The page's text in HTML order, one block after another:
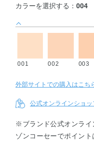
カラーを選択する：004
001 002 003
外部サイトでの購入はこち
公式オンラインショッ
※ブランド公式オンライ
ゾンコーセーでポイント